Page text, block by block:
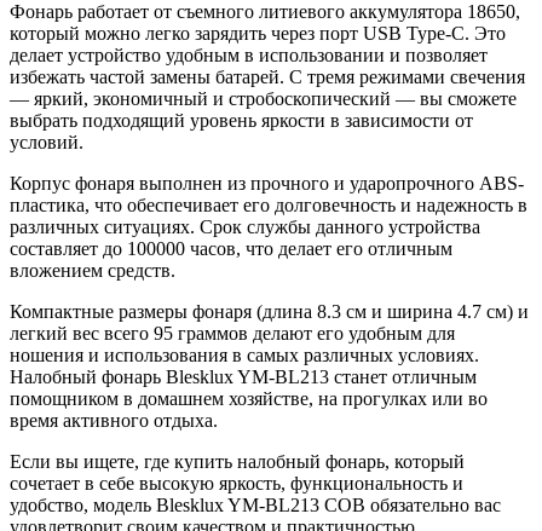
Фонарь работает от съемного литиевого аккумулятора 18650,
который можно легко зарядить через порт USB Type-C. Это
делает устройство удобным в использовании и позволяет
избежать частой замены батарей. С тремя режимами свечения
— яркий, экономичный и стробоскопический — вы сможете
выбрать подходящий уровень яркости в зависимости от
условий.
Корпус фонаря выполнен из прочного и ударопрочного ABS-
пластика, что обеспечивает его долговечность и надежность в
различных ситуациях. Срок службы данного устройства
составляет до 100000 часов, что делает его отличным
вложением средств.
Компактные размеры фонаря (длина 8.3 см и ширина 4.7 см) и
легкий вес всего 95 граммов делают его удобным для
ношения и использования в самых различных условиях.
Налобный фонарь Blesklux YM-BL213 станет отличным
помощником в домашнем хозяйстве, на прогулках или во
время активного отдыха.
Если вы ищете, где купить налобный фонарь, который
сочетает в себе высокую яркость, функциональность и
удобство, модель Blesklux YM-BL213 COB обязательно вас